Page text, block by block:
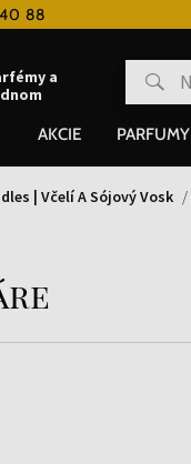
88
Vernostný systém
a
AKCIE PARFUMY
| Včelí A Sójový Vosk